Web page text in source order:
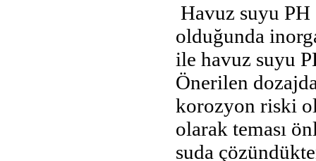
Havuz suyu PH
olduğunda
ile havuz suyu
Önerilen
korozyon riski
olarak teması
suda